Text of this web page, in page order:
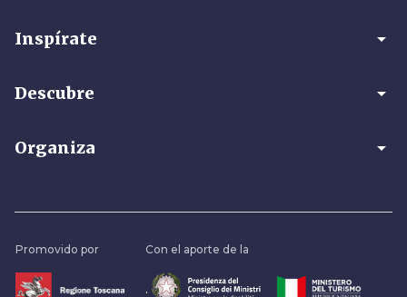
Inspírate arrow_drop_down
Descubre arrow_drop_down
Organiza arrow_drop_down
Promovido por Con el aporte de la
.